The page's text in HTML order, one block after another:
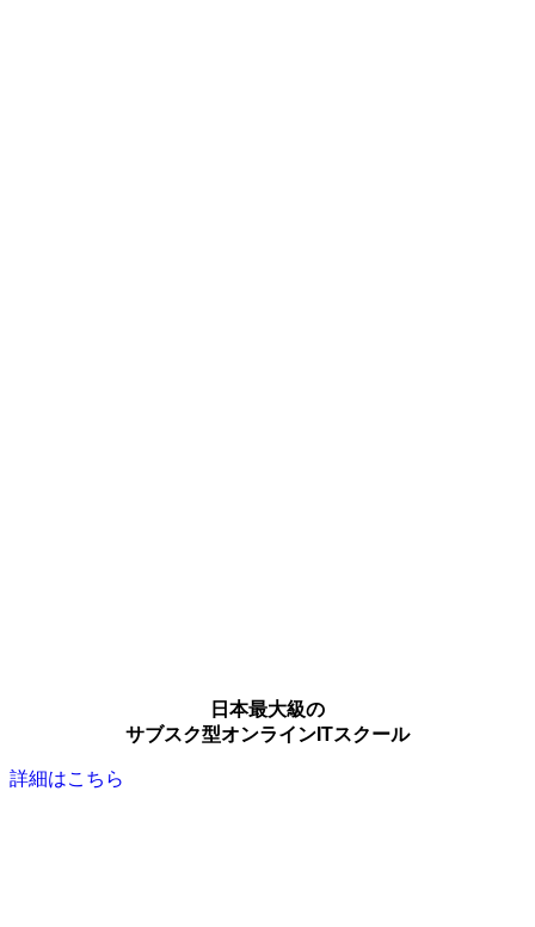
日本最大級の
サブスク型オンラインITスクール
詳細はこちら